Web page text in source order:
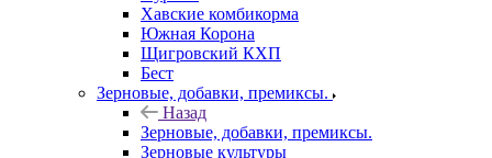
Хавские комбикорма
Южная Корона
Щигровский КХП
Бест
Зерновые, добавки, премиксы.
Назад
Зерновые, добавки, премиксы.
Зерновые культуры